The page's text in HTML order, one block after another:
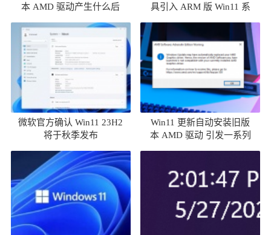
本 AMD 驱动产生什么后
具引入 ARM 版 Win11 系
微软官方确认 Win11 23H2
将于秋季发布
Win11 更新自动安装旧版
本 AMD 驱动 引发一系列